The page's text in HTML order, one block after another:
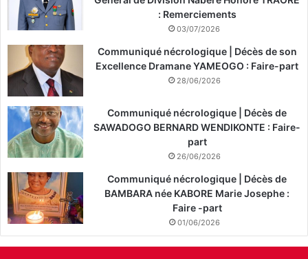
: Remerciements
03/07/2026
Communiqué nécrologique | Décès de son
Excellence Dramane YAMEOGO : Faire-part
28/06/2026
Communiqué nécrologique | Décès de
SAWADOGO BERNARD WENDIKONTE : Faire-
part
26/06/2026
Communiqué nécrologique | Décès de
BAMBARA née KABORE Marie Josephe :
Faire -part
01/06/2026